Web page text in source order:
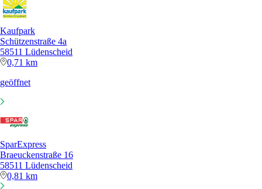
Kaufpark
Schützenstraße 4a
58511 Lüdenscheid
0,71 km
geöffnet
SparExpress
Braeuckenstraße 16
58511 Lüdenscheid
0,81 km